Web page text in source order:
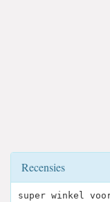
Recensies
super winkel